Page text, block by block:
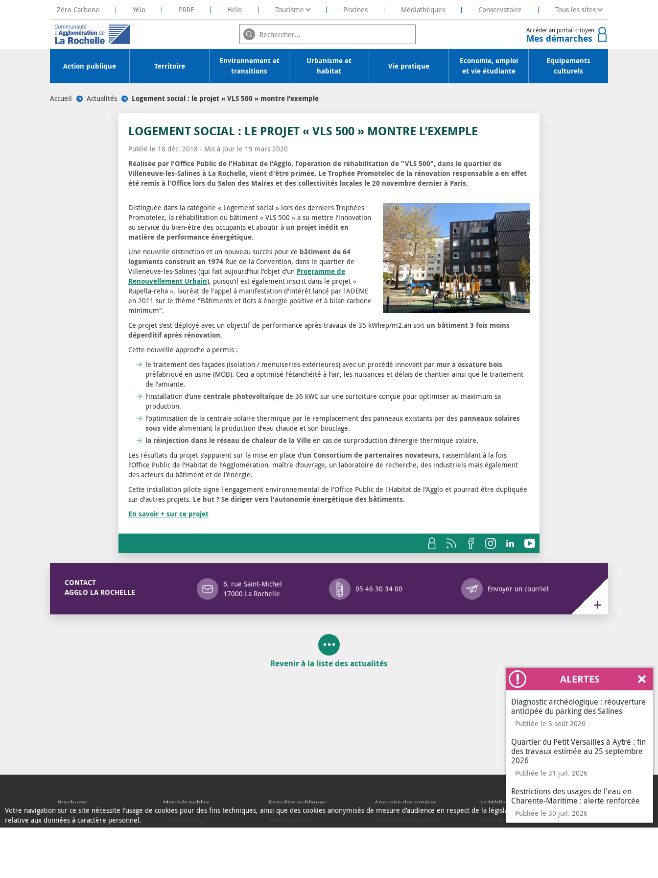
Votre navigation sur ce site nécessite l’usage de cookies pour des fins techniques, ainsi que des cookies anonymisés de mesure d’audience en respect de la législation
relative aux données à caractère personnel.
En savoir plus
le
ALERTES
Diagnostic archéologique : réouverture
anticipée du parking des Salines
Publiée le 3 août 2026
Quartier du Petit Versailles à Aytré : fin
des travaux estimée au 25 septembre
2026
Publiée le 31 juil. 2026
Restrictions des usages de l'eau en
Charente-Maritime : alerte renforcée
Publiée le 30 juil. 2026
Zéro Carbone
La Rochelle Territoire Zéro Carbone
Yélo PRRE
Plateforme Rochelaise de Rénovation Energétique
Hélo Tourisme Piscines Médiathèques Conservatoire Tous les sites
Accéder au portail citoyen
Mes démarches
Action publique Territoire
Environnement et
transitions
Urbanisme et
habitat
Vie pratique
Economie, emploi
et vie étudiante
Equipements
culturels
Accueil Actualités Logement social : le projet « VLS 500 » montre l’exemple
LOGEMENT SOCIAL : LE PROJET « VLS 500 » MONTRE L’EXEMPLE
Publié le 18 déc. 2018 - Mis à jour le 19 mars 2020
Réalisée par l'Office Public de l'Habitat de l'Agglo, l’opération de réhabilitation de "VLS 500", dans le quartier de
Villeneuve-les-Salines à La Rochelle, vient d'être primée. Le Trophée Promotelec de la rénovation responsable a en effet
été remis à l'Office lors du Salon des Maires et des collectivités locales le 20 novembre dernier à Paris.
Distinguée dans la catégorie « Logement social » lors des derniers Trophées
Promotelec, la réhabilitation du bâtiment « VLS 500 » a su mettre l’innovation
au service du bien-être des occupants et aboutir à un projet inédit en
matière de performance énergétique.
Une nouvelle distinction et un nouveau succès pour ce bâtiment de 64
logements construit en 1974 Rue de la Convention, dans le quartier de
Villeneuve-les-Salines (qui fait aujourd’hui l’objet d’un Programme de
Renouvellement Urbain), puisqu’il est également inscrit dans le projet «
Rupella-reha », lauréat de l'appel à manifestation d'intérêt lancé par l'ADEME
en 2011 sur le thème "Bâtiments et îlots à énergie positive et à bilan carbone
minimum".
Ce projet s’est déployé avec un objectif de performance après travaux de 35 kWhep/m2.an soit un bâtiment 3 fois moins
déperditif après rénovation.
Cette nouvelle approche a permis :
le traitement des façades (isolation / menuiseries extérieures) avec un procédé innovant par mur à ossature bois
préfabriqué en usine (MOB). Ceci a optimisé l’étanchéité à l’air, les nuisances et délais de chantier ainsi que le traitement
de l’amiante.
l’installation d’une centrale photovoltaïque de 36 kWC sur une surtoiture conçue pour optimiser au maximum sa
production.
l’optimisation de la centrale solaire thermique par le remplacement des panneaux existants par des panneaux solaires
sous vide alimentant la production d’eau chaude et son bouclage.
la réinjection dans le réseau de chaleur de la Ville en cas de surproduction d’énergie thermique solaire.
Les résultats du projet s’appuient sur la mise en place d’un Consortium de partenaires novateurs, rassemblant à la fois
l’Office Public de l’Habitat de l’Agglomération, maître d’ouvrage, un laboratoire de recherche, des industriels mais également
des acteurs du bâtiment et de l’énergie.
Cette installation pilote signe l'engagement environnemental de l'Office Public de l'Habitat de l'Agglo et pourrait être dupliquée
sur d'autres projets. Le but ? Se diriger vers l'autonomie énergétique des bâtiments.
En savoir + sur ce projet
CONTACT
AGGLO LA ROCHELLE
6, rue Saint-Michel
17000 La Rochelle
05 46 30 34 00 Envoyer un courriel
Annuaire des services
Revenir à la liste des actualités
Brochures Marchés publics Enquêtes publiques Annuaire des services Le Médiateur de l'Agglo
Plan du site Accessibilité : partiellement conforme